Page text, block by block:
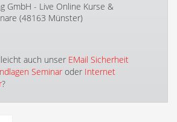
GmbH - Live Online Kurse &
(48163 Münster)
auch unser EMail Sicherheit
Seminar oder Internet
?